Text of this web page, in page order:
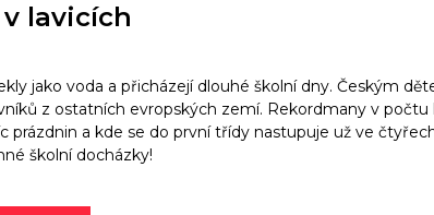
lavicích
jako voda a přicházejí dlouhé školní dny. Českým
z ostatních evropských zemí. Rekordmany v počtu
prázdnin a kde se do první třídy nastupuje už ve
školní docházky!